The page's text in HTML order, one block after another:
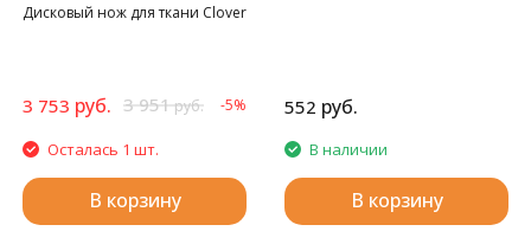
Дисковый нож для ткани Clover
3 753 руб. 3 951руб. -5%
Осталась 1 шт.
В корзину
552 руб.
В наличии
В корзину